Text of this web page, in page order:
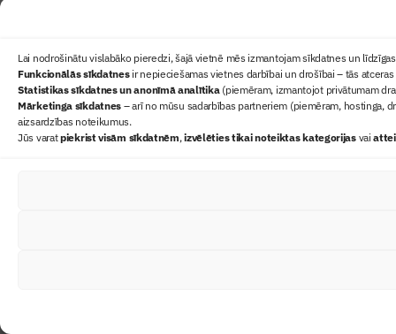
Lai nodrošinātu vislabāko pieredzi, šajā vietnē mēs izmantojam sīkdatnes un
Funkcionālās sīkdatnesir nepieciešamas vietnes darbībai un drošībai – tās
Statistikas sīkdatnes un anonīmā analītika(piemēram, izmantojot privātumam
Mārketinga sīkdatnes – arī no mūsu sadarbības partneriem (piemēram, hostinga,
aizsardzības noteikumus.
Jūs varatpiekrist visām sīkdatnēm,izvēlēties tikai noteiktas kategorijasvai